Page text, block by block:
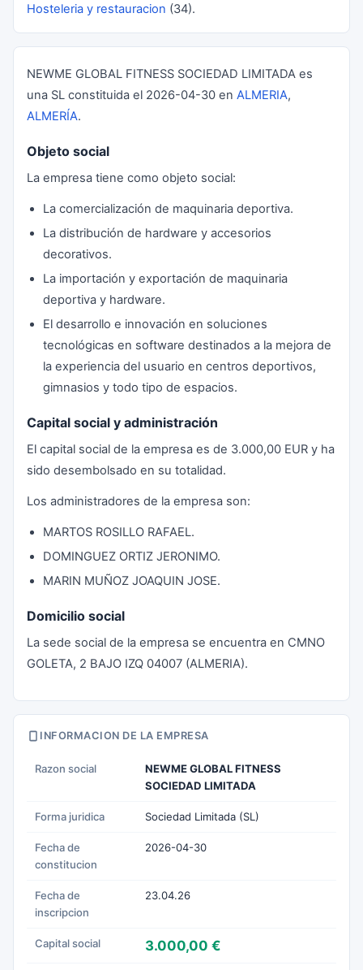
Hosteleria y restauracion (34).
NEWME GLOBAL FITNESS SOCIEDAD LIMITADA es
una SL constituida el 2026-04-30 en ALMERIA,
ALMERÍA.
Objeto social
La empresa tiene como objeto social:
La comercialización de maquinaria deportiva.
La distribución de hardware y accesorios
decorativos.
La importación y exportación de maquinaria
deportiva y hardware.
El desarrollo e innovación en soluciones
tecnológicas en software destinados a la mejora de
la experiencia del usuario en centros deportivos,
gimnasios y todo tipo de espacios.
Capital social y administración
El capital social de la empresa es de 3.000,00 EUR y ha
sido desembolsado en su totalidad.
Los administradores de la empresa son:
MARTOS ROSILLO RAFAEL.
DOMINGUEZ ORTIZ JERONIMO.
MARIN MUÑOZ JOAQUIN JOSE.
Domicilio social
La sede social de la empresa se encuentra en CMNO
GOLETA, 2 BAJO IZQ 04007 (ALMERIA).
INFORMACION DE LA EMPRESA
Razon social
NEWME GLOBAL FITNESS
SOCIEDAD LIMITADA
Forma juridica Sociedad Limitada (SL)
Fecha de
constitucion
2026-04-30
Fecha de
inscripcion
23.04.26
Capital social 3.000,00 €